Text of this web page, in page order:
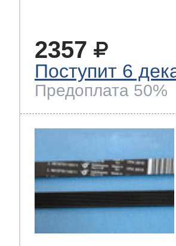
2357
Поступит 6
Предоплата 50%